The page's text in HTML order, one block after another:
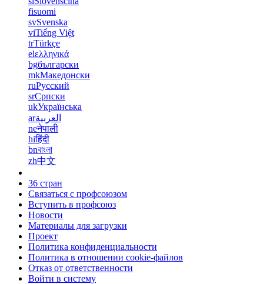
fisuomi
svSvenska
viTiếng Việt
trTürkçe
elελληνικά
bgбългарски
mkМакедонски
ruРусский
srСрпски
ukУкраїнська
arالعربية
neनेपाली
hiहिंदी
bnবাংলা
zh中文
36 стран
Связаться с профсоюзом
Вступить в профсоюз
Новости
Материалы для загрузки
Проект
Политика конфиденциальности
Политика в отношении cookie-файлов
Отказ от ответственности
Войти в систему